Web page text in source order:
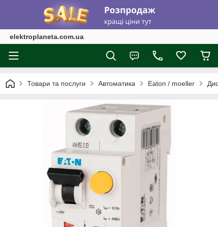
elektroplaneta.com.ua
Товари та послуги Автоматика Eaton / moeller